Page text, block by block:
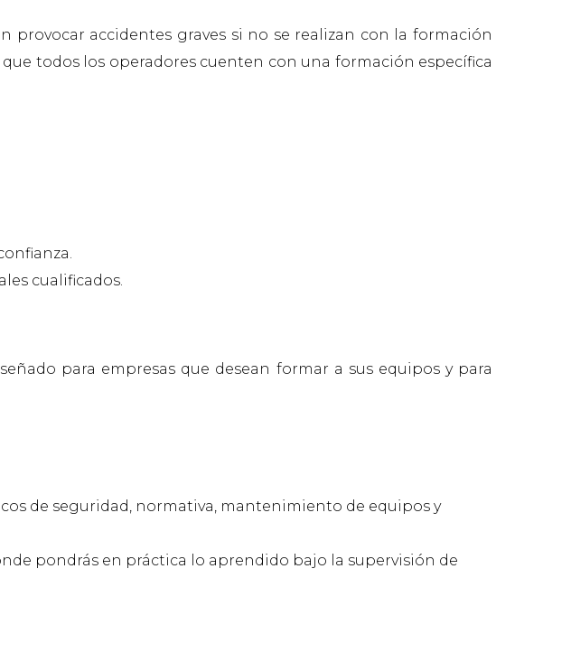
provocar accidentes graves si no se realizan con la formación
todos los operadores cuenten con una formación específica
cualificados.
para empresas que desean formar a sus equipos y para
de seguridad, normativa, mantenimiento de equipos y
pondrás en práctica lo aprendido bajo la supervisión de